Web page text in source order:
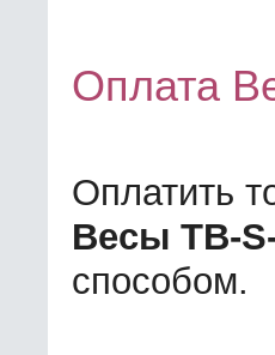
Оплата
Оплатить
Весы ТВ-
способом.